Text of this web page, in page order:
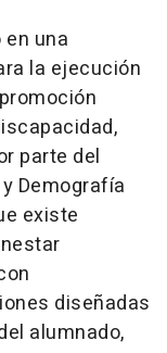
una
la ejecución
parte del
Demografía
existe
diseñadas
alumnado,